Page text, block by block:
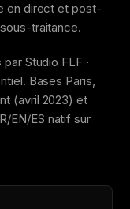
en direct et post-
traitance.
Studio FLF ·
Bases Paris,
(avril 2023) et
EN/ES natif sur